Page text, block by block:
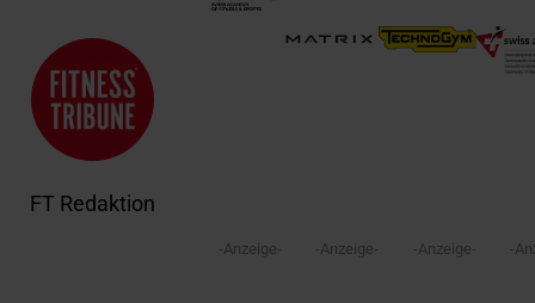
FT Redaktion
-Anzeige- -Anzeige- -Anzeige- -